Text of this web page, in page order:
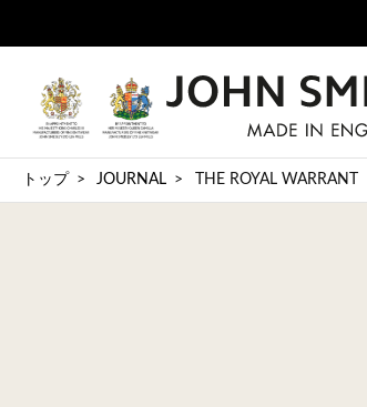
トップ JOURNAL THE ROYAL WARRANT